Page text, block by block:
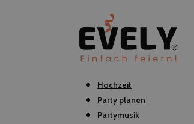
Hochzeit
Party planen
Partymusik